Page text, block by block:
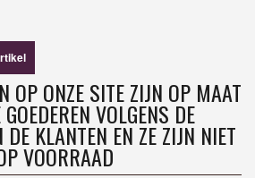
OP ONZE SITE ZIJN OP MAAT
VOLGENS DE
DE KLANTEN EN ZE ZIJN NIET
VOORRAAD